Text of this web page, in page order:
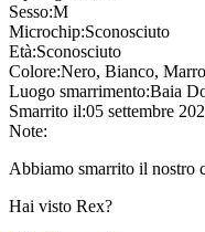
Sesso:M
Microchip:Sconosciuto
Età:Sconosciuto
Colore:Nero, Bianco,
Luogo smarrimento:Baia
Smarrito il:05 settembre
Note:
Abbiamo smarrito il nostro
Hai visto Rex?